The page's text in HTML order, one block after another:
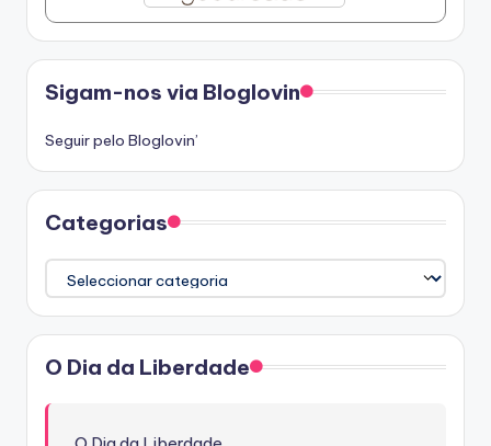
Sigam-nos via Bloglovin
Seguir pelo Bloglovin’
Categorias
Categorias
O Dia da Liberdade